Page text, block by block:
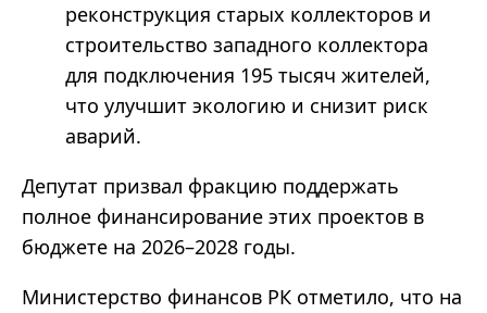
реконструкция старых коллекторов и
строительство западного коллектора
для подключения 195 тысяч жителей,
что улучшит экологию и снизит риск
аварий.
Депутат призвал фракцию поддержать
полное финансирование этих проектов в
бюджете на 2026–2028 годы.
Министерство финансов РК отметило, что на